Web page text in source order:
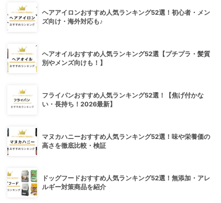
ヘアアイロンおすすめ人気ランキング52選！初心者・メン
ズ向け・海外対応も♪
ヘアオイルおすすめ人気ランキング52選【プチプラ・髪質
別やメンズ向けも！】
フライパンおすすめ人気ランキング52選！【焦げ付かな
い・長持ち！2026最新】
マヌカハニーおすすめ人気ランキング52選！味や栄養価の
高さを徹底比較・検証
ドッグフードおすすめ人気ランキング52選！無添加・アレ
ルギー対策商品を紹介